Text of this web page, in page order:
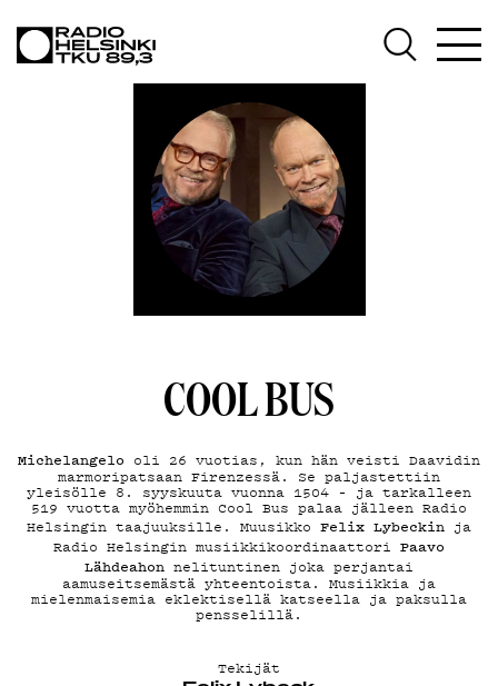
TEKIJÄT
ON-
DEMAND
COOL BUS
Michelangelo oli 26 vuotias, kun hän veisti Daavidin
marmoripatsaan Firenzessä. Se paljastettiin
yleisölle 8. syyskuuta vuonna 1504 – ja tarkalleen
519 vuotta myöhemmin Cool Bus palaa jälleen Radio
Helsingin taajuuksille. Muusikko Felix Lybeckin ja
Radio Helsingin musiikkikoordinaattori Paavo
Lähdeahon nelituntinen joka perjantai
aamuseitsemästä yhteentoista. Musiikkia ja
mielenmaisemia eklektisellä katseella ja paksulla
pensselillä.
Tekijät